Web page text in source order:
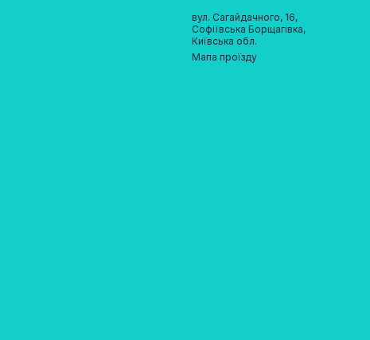
вул. Сагайдачного, 16,
Софіївська Борщагівка,
Київська обл.
Мапа проїзду